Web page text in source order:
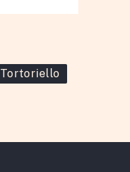
Tortoriello